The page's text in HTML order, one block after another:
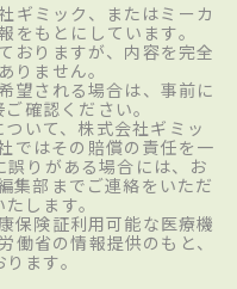
ギミック、またはミーカ
をもとにしています。
おりますが、内容を完全
りません。
望される場合は、事前に
確認ください。
いて、株式会社ギミッ
ではその賠償の責任を一
りがある場合には、お
集部までご連絡をいただ
します。
保険証利用可能な医療機
働省の情報提供のもと、
ます。